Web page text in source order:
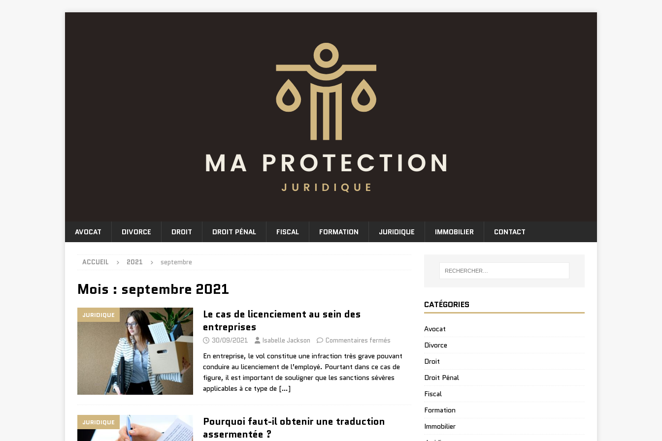
AVOCAT DIVORCE DROIT DROIT PÉNAL FISCAL FORMATION JURIDIQUE IMMOBILIER CONTACT
ACCUEIL 2021 septembre
Mois : septembre 2021
JURIDIQUE
Le cas de licenciement au sein des
entreprises
30/09/2021 Isabelle Jackson Commentaires fermés
En entreprise, le vol constitue une infraction très grave pouvant
conduire au licenciement de l’employé. Pourtant dans ce cas de
figure, il est important de souligner que les sanctions sévères
applicables à ce type de […]
JURIDIQUE
Pourquoi faut-il obtenir une traduction
assermentée ?
CATÉGORIES
Avocat
Divorce
Droit
Droit Pénal
Fiscal
Formation
Immobilier